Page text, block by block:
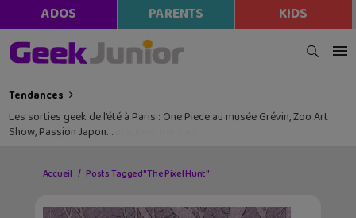
ADOS PARENTS KIDS
Tendances
Les sorties geek de l’été à Paris : One Piece au musée Grévin, Zoo Art
Show, Passion Japon…
Accueil Posts Tagged "The Pixel Hunt"